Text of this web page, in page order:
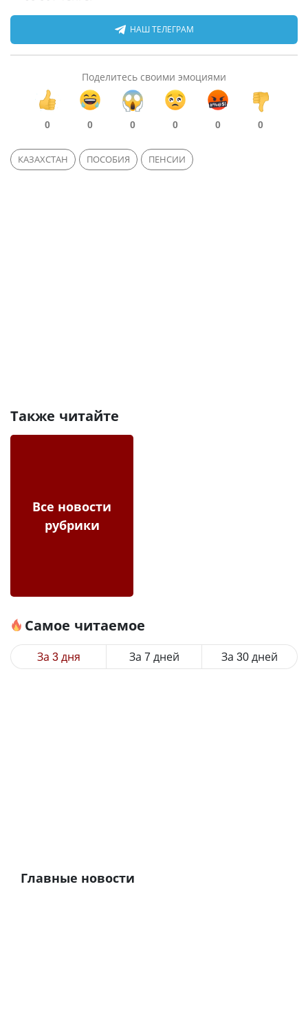
НАШ ТЕЛЕГРАМ
Поделитесь своими эмоциями
0 0 0 0 0 0
КАЗАХСТАН ПОСОБИЯ ПЕНСИИ
Также читайте
Все новости
рубрики
Самое читаемое
За 3 дня За 7 дней За 30 дней
Главные новости